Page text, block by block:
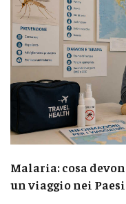
Malaria: cosa
un viaggio nei